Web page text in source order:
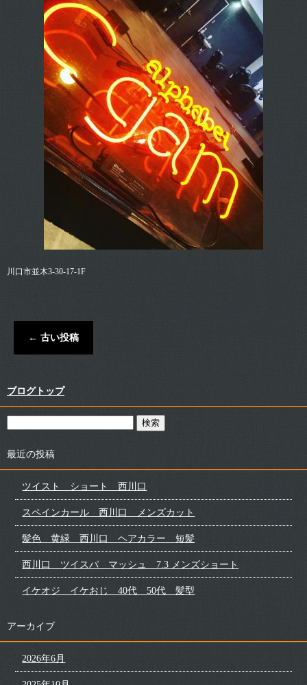
川口市並木3-30-17-1F
← 古い投稿
ブログトップ
最近の投稿
ツイスト ショート 西川口
スペインカール 西川口 メンズカット
髪色 黄緑 西川口 ヘアカラー 短髪
西川口 ツイスパ マッシュ 7.3 メンズショート
イケオジ イケおじ 40代 50代 髪型
アーカイブ
2026年6月